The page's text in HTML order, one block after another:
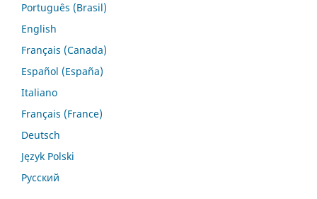
Português (Brasil)
English
Français (Canada)
Español (España)
Italiano
Français (France)
Deutsch
Język Polski
Русский